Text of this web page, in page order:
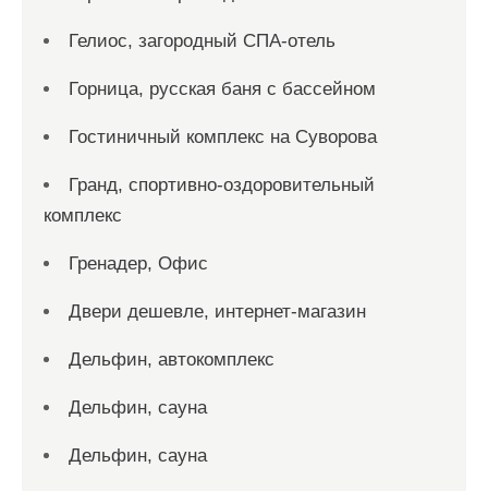
Гелиос, загородный СПА-отель
Горница, русская баня с бассейном
Гостиничный комплекс на Суворова
Гранд, спортивно-оздоровительный
комплекс
Гренадер, Офис
Двери дешевле, интернет-магазин
Дельфин, автокомплекс
Дельфин, сауна
Дельфин, сауна